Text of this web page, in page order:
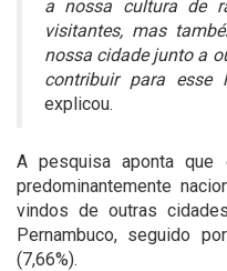
a nossa cultura de
visitantes, mas
nossa cidade junto a
contribuir para esse
explicou.
A pesquisa aponta que
predominantemente
vindos de outras
Pernambuco, seguido
(7,66%).